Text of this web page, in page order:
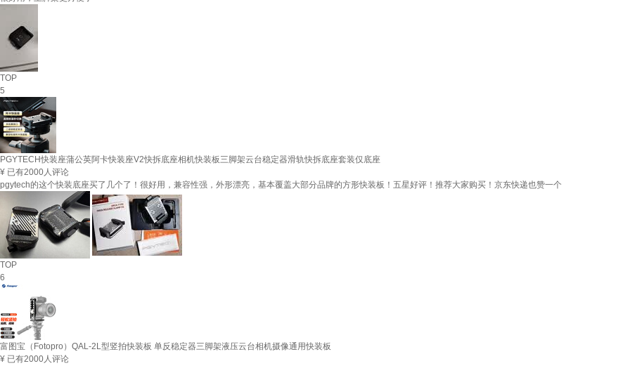
TOP
5
PGYTECH快装座蒲公英阿卡快装座V2快拆底座相机快装板三脚架云台稳定器滑轨快拆底座套装仅底座
¥ 已有2000人评论
pgytech的这个快装底座买了几个了！很好用，兼容性强，外形漂亮，基本覆盖大部分品牌的方形快装板！五星好评！推荐大家购买！京东快递也赞一个
TOP
6
富图宝（Fotopro）QAL-2L型竖拍快装板 单反稳定器三脚架液压云台相机摄像通用快装板
¥ 已有2000人评论